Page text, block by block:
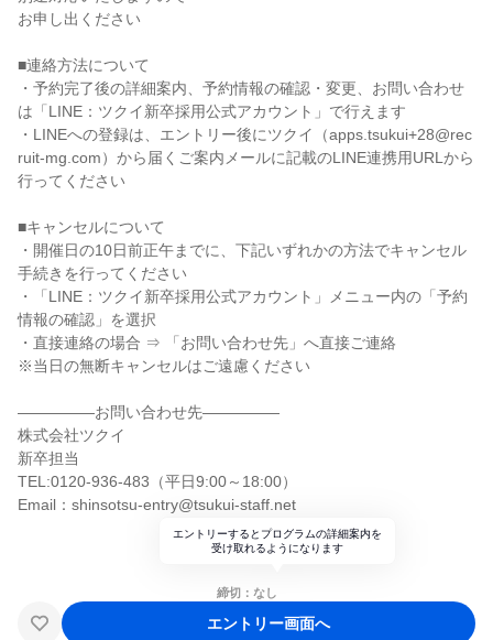
お申し出ください
■連絡方法について
・予約完了後の詳細案内、予約情報の確認・変更、お問い合わせ
は「LINE：ツクイ新卒採用公式アカウント」で行えます
・LINEへの登録は、エントリー後にツクイ（apps.tsukui+28@rec
ruit-mg.com）から届くご案内メールに記載のLINE連携用URLから
行ってください
■キャンセルについて
・開催日の10日前正午までに、下記いずれかの方法でキャンセル
手続きを行ってください
・「LINE：ツクイ新卒採用公式アカウント」メニュー内の「予約
情報の確認」を選択
・直接連絡の場合 ⇒ 「お問い合わせ先」へ直接ご連絡
※当日の無断キャンセルはご遠慮ください
―――――お問い合わせ先―――――
株式会社ツクイ
新卒担当
TEL:0120-936-483（平日9:00～18:00）
Email：shinsotsu-entry@tsukui-staff.net
エントリーするとプログラムの詳細案内を
受け取れるようになります
締切：なし
エントリー画面へ